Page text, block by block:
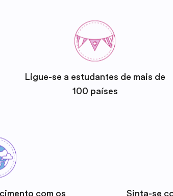
Ligue-se a estudantes de mais de
100 países
com os
Sinta-se